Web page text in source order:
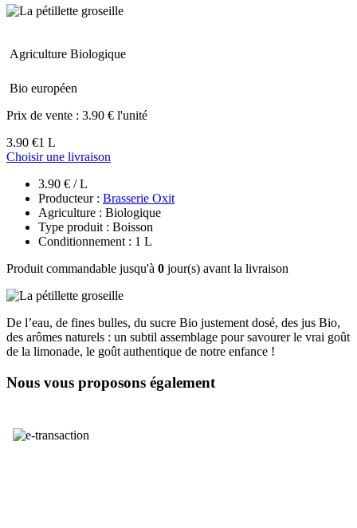
Agriculture Biologique
Bio européen
Prix de vente : 3.90 € l'unité
3.90 €1 L
Choisir une livraison
3.90 € / L
Producteur : Brasserie Oxit
Agriculture : Biologique
Type produit : Boisson
Conditionnement : 1 L
Produit commandable jusqu'à 0 jour(s) avant la livraison
De l’eau, de fines bulles, du sucre Bio justement dosé, des jus Bio,
des arômes naturels : un subtil assemblage pour savourer le vrai goût
de la limonade, le goût authentique de notre enfance !
Nous vous proposons également